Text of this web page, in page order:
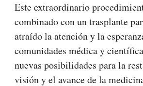
Este extraordinario
combinado con un trasplante
atraído la atención y la
comunidades médica y
nuevas posibilidades para la
visión y el avance de la